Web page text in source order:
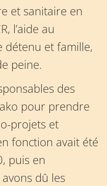
et sanitaire en
l’aide au
détenu et famille,
peine.
pour prendre
projets et
fonction avait été
puis en
dû les